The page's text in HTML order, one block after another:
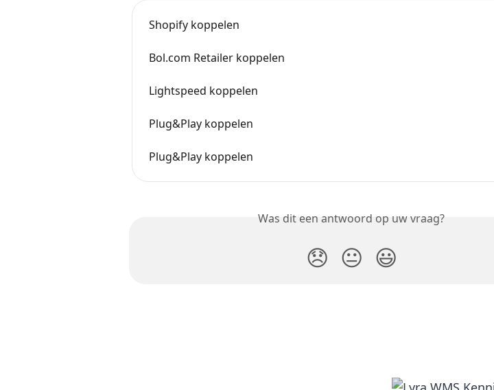
Shopify koppelen
Bol.com Retailer koppelen
Lightspeed koppelen
Plug&Play koppelen
Plug&Play koppelen
Was dit een antwoord op uw vraag?
😞 😐 😃